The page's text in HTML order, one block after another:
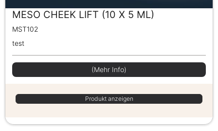
MESO CHEEK LIFT (10 X 5 ML)
MST102
test
(Mehr Info)
Produkt anzeigen